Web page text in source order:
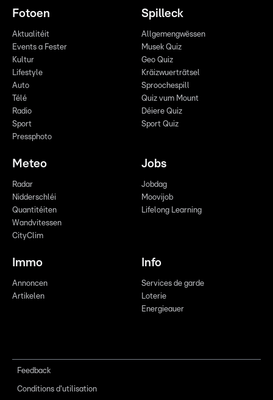
Fotoen
Aktualitéit
Events a Fester
Kultur
Lifestyle
Auto
Télé
Radio
Sport
Pressphoto
Spilleck
Allgemengwëssen
Musek Quiz
Geo Quiz
Kräizwuerträtsel
Sproochespill
Quiz vum Mount
Déiere Quiz
Sport Quiz
Meteo
Radar
Nidderschléi
Quantitéiten
Wandvitessen
CityClim
Jobs
Jobdag
Moovijob
Lifelong Learning
Immo
Annoncen
Artikelen
Info
Services de garde
Loterie
Energieauer
Feedback
Conditions d'utilisation